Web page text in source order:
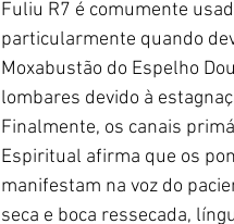
Fuliu R7 é comumente
particularmente quando
Moxabustão do Espelho
lombares devido à
Finalmente, os canais
Espiritual afirma que os
manifestam na voz do
seca e boca ressecada,